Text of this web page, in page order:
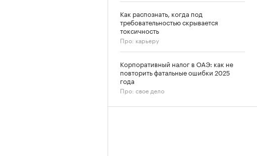
Как распознать, когда под
требовательностью скрывается
токсичность
Про: карьеру
Корпоративный налог в ОАЭ: как не
повторить фатальные ошибки 2025
года
Про: свое дело